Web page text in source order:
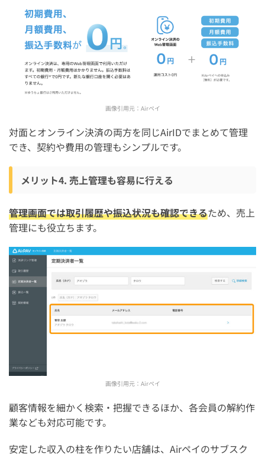
画像引用元： Airペイ
対面とオンライン決済の両方を同じAirIDでまとめて管理
でき、契約や費用の管理もシンプルです。
メリット4. 売上管理も容易に行える
管理画面では取引履歴や振込状況も確認できるため、売上
管理にも役立ちます。
画像引用元： Airペイ
顧客情報を細かく検索・把握できるほか、各会員の解約作
業なども対応可能です。
安定した収入の柱を作りたい店舗は、Airペイのサブスク